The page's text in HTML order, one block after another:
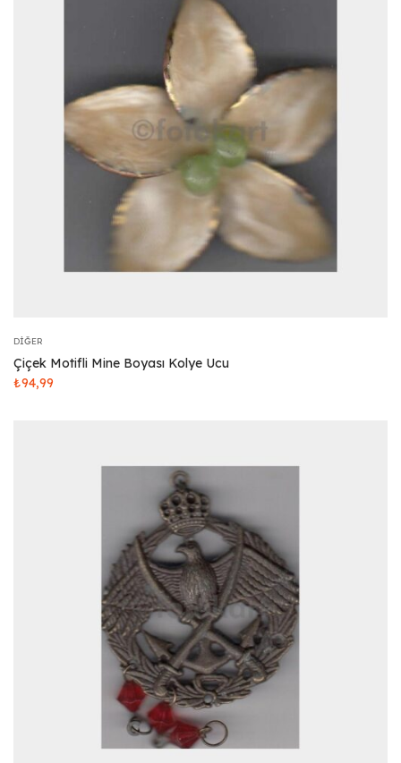
DIĞER
Çiçek Motifli Mine Boyası Kolye Ucu
₺94,99